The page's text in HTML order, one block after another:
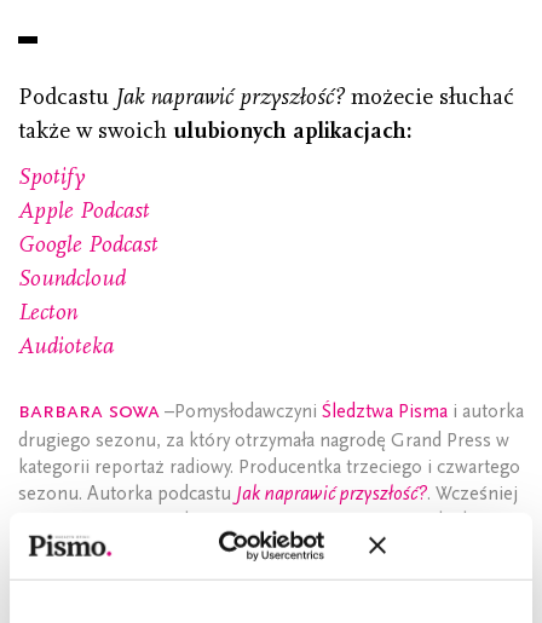
Podcastu Jak naprawić przyszłość? możecie słuchać
także w swoich ulubionych aplikacjach:
Spotify
Apple Podcast
Google Podcast
Soundcloud
Lecton
Audioteka
Barbara Sowa –Pomysłodawczyni Śledztwa Pisma i autorka
drugiego sezonu, za który otrzymała nagrodę Grand Press w
kategorii reportaż radiowy. Producentka trzeciego i czwartego
sezonu. Autorka podcastu Jak naprawić przyszłość?. Wcześniej
Publikowała też na łamach „Przekroju”, „Newsweeka” i